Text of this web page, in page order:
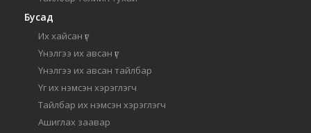
Бусад
Их хайсан үг
Үнэлгээ их авсан үг
Үнэлгээ их авсан тайлбар
Үг их нэмсэн хэрэглэгч
Тайлбар их нэмсэн хэрэглэгч
Ашиглах заавар